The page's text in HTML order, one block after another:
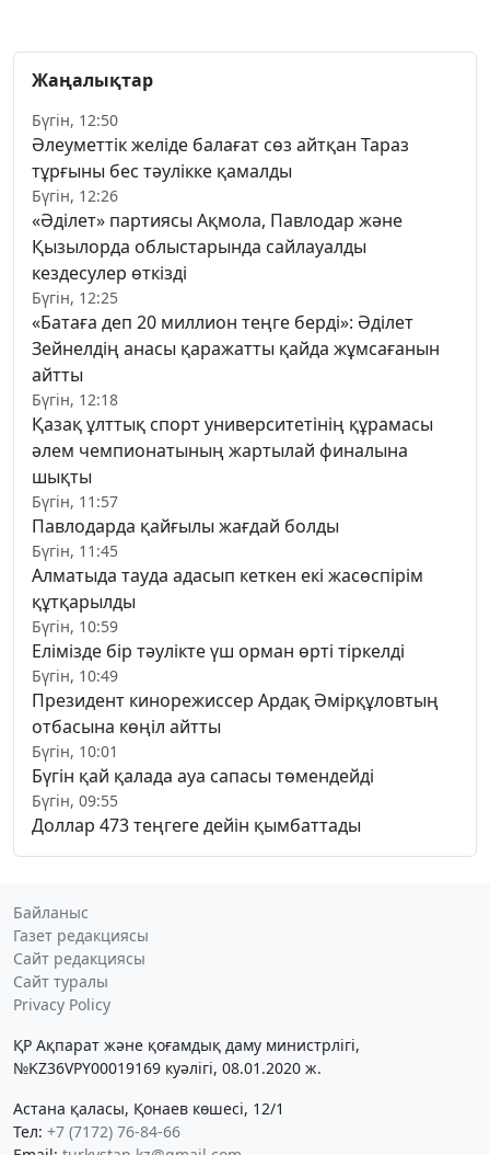
Жаңалықтар
Бүгін, 12:50
Әлеуметтік желіде балағат сөз айтқан Тараз
тұрғыны бес тәулікке қамалды
Бүгін, 12:26
«Әділет» партиясы Ақмола, Павлодар және
Қызылорда облыстарында сайлауалды
кездесулер өткізді
Бүгін, 12:25
«Батаға деп 20 миллион теңге берді»: Әділет
Зейнелдің анасы қаражатты қайда жұмсағанын
айтты
Бүгін, 12:18
Қазақ ұлттық спорт университетінің құрамасы
әлем чемпионатының жартылай финалына
шықты
Бүгін, 11:57
Павлодарда қайғылы жағдай болды
Бүгін, 11:45
Алматыда тауда адасып кеткен екі жасөспірім
құтқарылды
Бүгін, 10:59
Елімізде бір тәулікте үш орман өрті тіркелді
Бүгін, 10:49
Президент кинорежиссер Ардақ Әмірқұловтың
отбасына көңіл айтты
Бүгін, 10:01
Бүгін қай қалада ауа сапасы төмендейді
Бүгін, 09:55
Доллар 473 теңгеге дейін қымбаттады
Байланыс
Газет редакциясы
Сайт редакциясы
Сайт туралы
Privacy Policy
ҚР Ақпарат және қоғамдық даму министрлігі,
№KZ36VPY00019169 куәлігі, 08.01.2020 ж.
Астана қаласы, Қонаев көшесі, 12/1
Тел: +7 (7172) 76-84-66